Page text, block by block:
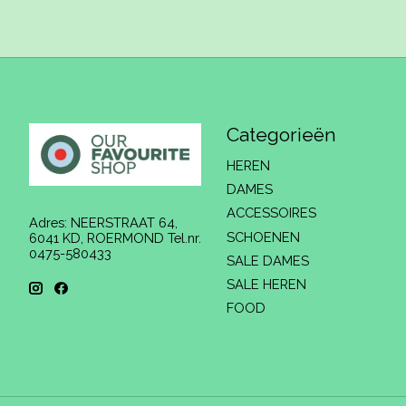
Adres: NEERSTRAAT 64,
6041 KD, ROERMOND Tel.nr.
0475-580433
Categorieën
HEREN
DAMES
ACCESSOIRES
SCHOENEN
SALE DAMES
SALE HEREN
FOOD